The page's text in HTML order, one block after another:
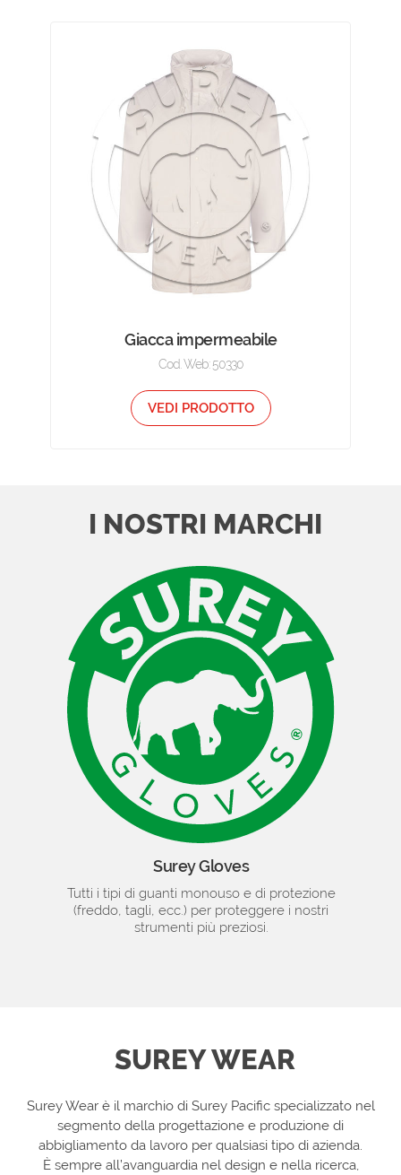
Giacca impermeabile
Cod. Web: 50330
VEDI PRODOTTO
I NOSTRI MARCHI
Surey Gloves
Tutti i tipi di guanti monouso e di protezione
(freddo, tagli, ecc.) per proteggere i nostri
strumenti più preziosi.
SUREY WEAR
Surey Wear è il marchio di Surey Pacific specializzato nel
segmento della progettazione e produzione di
abbigliamento da lavoro per qualsiasi tipo di azienda.
È sempre all’avanguardia nel design e nella ricerca,